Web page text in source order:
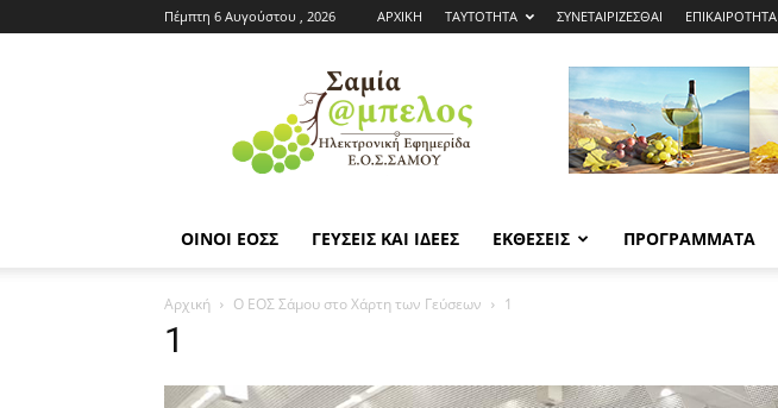
Πέμπτη 6 Αυγούστου , 2026 ΑΡΧΙΚΗ ΤΑΥΤΟΤΗΤΑ ΣΥΝΕΤΑΙΡΙΖΕΣΘΑΙ ΕΠΙΚΑΙΡΟΤΗΤΑ
Εφημερίδα
ΕΟΣΣ
|
Σαμία
ΟΙΝΟΙ ΕΟΣΣ ΓΕΥΣΕΙΣ ΚΑΙ ΙΔΕΕΣ ΕΚΘΕΣΕΙΣ ΠΡΟΓΡΑΜΜΑΤΑ
Αρχική Ο ΕΟΣ Σάμου στο Χάρτη των Γεύσεων 1
1